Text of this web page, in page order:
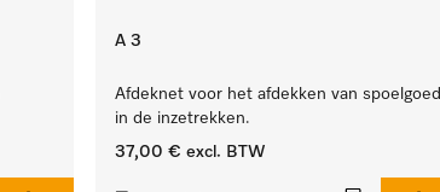
A 3
Afdeknet voor het afdekken van spoelgoed
in de inzetrekken.
37,00 € excl. BTW